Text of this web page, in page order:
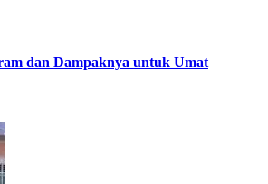
dan Dampaknya untuk Umat